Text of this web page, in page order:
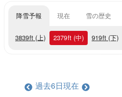
降雪予報 現在 雪の歴史
3839ft (上) 2379ft (中) 919ft (下)
過去6日現在